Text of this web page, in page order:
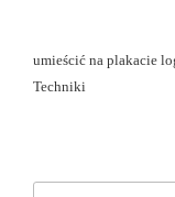
umieścić na plakacie
Techniki